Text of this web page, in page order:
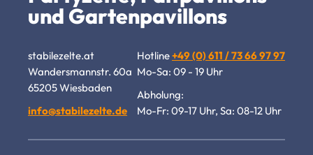
und Gartenpavillons
stabilezelte.at
Wandersmannstr. 60a
65205 Wiesbaden
info@stabilezelte.de
Hotline+49 (0) 611 / 73 66 97 97
Mo-Sa: 09 - 19 Uhr
Abholung:
Mo-Fr: 09-17 Uhr, Sa: 08-12 Uhr